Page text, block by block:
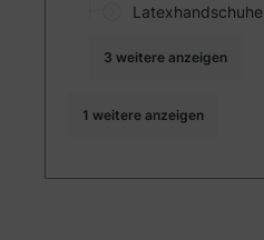
Latexhandschuhe
3 weitere anzeigen
1 weitere anzeigen